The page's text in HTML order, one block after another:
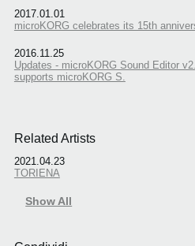
2017.01.01
microKORG celebrates its 15th
2016.11.25
Updates - microKORG Sound Editor
supports microKORG S.
Related Artists
2021.04.23
TORIENA
Show All